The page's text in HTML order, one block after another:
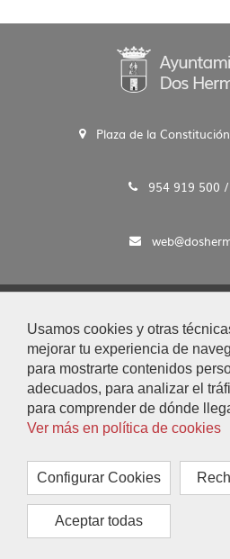
Usamos cookies y otras
mejorar tu experiencia de
para mostrarte contenidos
adecuados, para analizar el
para comprender de dónde
Ver más en política de cookies
Configurar Cookies
Aceptar todas
Plaza de la
954 919 500
Aviso Legal y
|
Mapa
|
|
|
Contacto